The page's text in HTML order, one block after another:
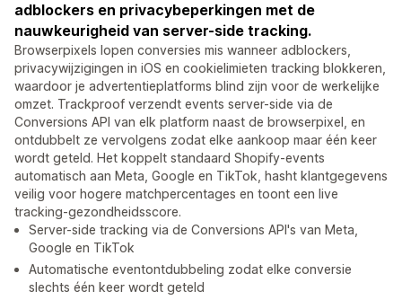
adblockers en privacybeperkingen met de
nauwkeurigheid van server-side tracking.
Browserpixels lopen conversies mis wanneer adblockers,
privacywijzigingen in iOS en cookielimieten tracking blokkeren,
waardoor je advertentieplatforms blind zijn voor de werkelijke
omzet. Trackproof verzendt events server-side via de
Conversions API van elk platform naast de browserpixel, en
ontdubbelt ze vervolgens zodat elke aankoop maar één keer
wordt geteld. Het koppelt standaard Shopify-events
automatisch aan Meta, Google en TikTok, hasht klantgegevens
veilig voor hogere matchpercentages en toont een live
tracking-gezondheidsscore.
Server-side tracking via de Conversions API's van Meta,
Google en TikTok
Automatische eventontdubbeling zodat elke conversie
slechts één keer wordt geteld